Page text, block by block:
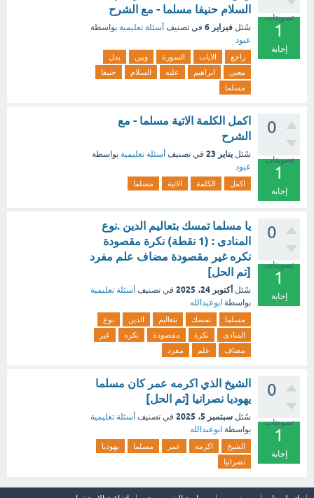
تصويتات
1
إجابة
السلام حنيفا مسلما - مع الشرح
سُئل فبراير 6 في تصنيف أسئلة تعليمية بواسطة
عبود
راجع الايات السورة وبين
يدل
معنى
ابراهيم عليه السلام
حنيفا
مسلما
0
تصويتات
1
إجابة
اكمل الكلمة الاتية مسلما - مع
الشرح
سُئل يناير 23 في تصنيف أسئلة تعليمية بواسطة
عبود
اكمل الكلمة الاتية مسلما
0
تصويتات
1
إجابة
يا مسلما تمسك بتعاليم الدين .نوع
المنادى : (1 نقطة) نكرة مقصودة
نكره غير مقصودة مضاف علم مفرد
[تم الحل]
سُئل أكتوبر 24، 2025 في تصنيف أسئلة تعليمية
بواسطة ابوعبدالله
مسلما تمسك بتعاليم الدين
نوع
المنادى
نكرة مقصودة نكره
غير
مضاف
علم مفرد
0
تصويتات
1
إجابة
الشيخ الذي اكرمه عمر كان مسلما
يهوديا نصرانيا [تم الحل]
سُئل سبتمبر 5، 2025 في تصنيف أسئلة تعليمية
بواسطة ابوعبدالله
الشيخ اكرمه عمر مسلما
يهوديا
نصرانيا